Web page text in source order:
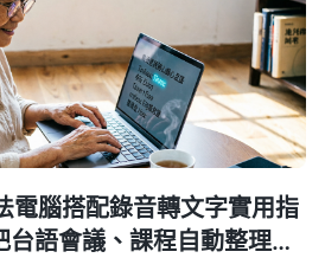
電腦搭配錄音轉文字實用指
語會議、課程自動整理成